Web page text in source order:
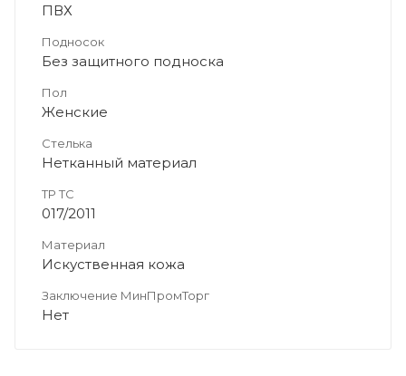
ПВХ
Подносок
Без защитного подноска
Пол
Женские
Стелька
Нетканный материал
ТР ТС
017/2011
Материал
Искуственная кожа
Заключение МинПромТорг
Нет